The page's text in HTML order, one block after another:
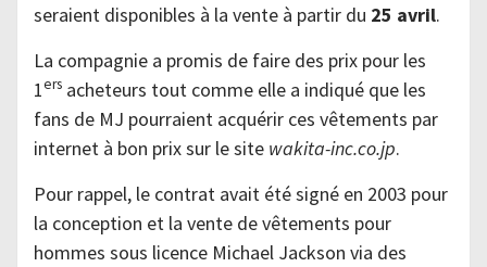
seraient disponibles à la vente à partir du 25 avril.
La compagnie a promis de faire des prix pour les
1ers acheteurs tout comme elle a indiqué que les
fans de MJ pourraient acquérir ces vêtements par
internet à bon prix sur le site wakita-inc.co.jp.
Pour rappel, le contrat avait été signé en 2003 pour
la conception et la vente de vêtements pour
hommes sous licence Michael Jackson via des